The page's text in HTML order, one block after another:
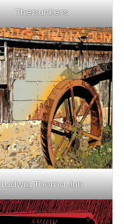
Thepunkers
Ludwig Thoma Jun